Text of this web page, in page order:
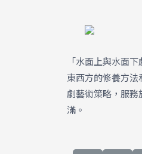
「水面上與水面下
東西方的修養方
劇藝術策略，服
滿。